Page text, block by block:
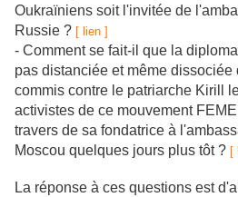
Oukraïniens soit l'invitée de
Russie ? [ lien ]
- Comment se fait-il que la
pas distanciée et même dissociée
commis contre le patriarche Kirill
activistes de ce mouvement
travers de sa fondatrice à
Moscou quelques jours plus tôt ? [
La réponse à ces questions est